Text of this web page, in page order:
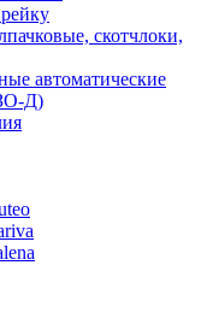
скотчлоки,
автоматические
Д)